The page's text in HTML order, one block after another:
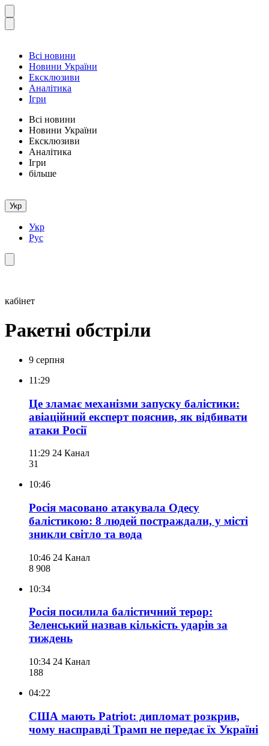
Всі новини
Новини України
Ексклюзиви
Аналітика
Ігри
Всі новини
Новини України
Ексклюзиви
Аналітика
Ігри
більше
Укр
Укр
Рус
кабінет
Ракетні обстріли
9 серпня
11:29
Це зламає механізми запуску балістики:
авіаційний експерт пояснив, як відбивати
атаки Росії
11:29 24 Канал
31
10:46
Росія масовано атакувала Одесу
балістикою: 8 людей постраждали, у місті
зникли світло та вода
10:46 24 Канал
8 908
10:34
Росія посилила балістичний терор:
Зеленський назвав кількість ударів за
тиждень
10:34 24 Канал
188
04:22
США мають Patriot: дипломат розкрив,
чому насправді Трамп не передає їх Україні